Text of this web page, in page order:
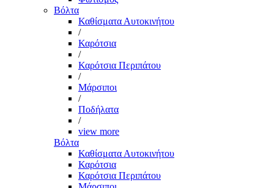
Βόλτα
Καθίσματα Αυτοκινήτου
/
Καρότσια
/
Καρότσια Περιπάτου
/
Μάρσιποι
/
Ποδήλατα
/
view more
Βόλτα
Καθίσματα Αυτοκινήτου
Καρότσια
Καρότσια Περιπάτου